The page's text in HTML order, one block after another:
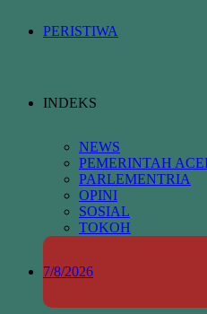
PERISTIWA
INDEKS
NEWS
PEMERINTAH
PARLEMENTRIA
OPINI
SOSIAL
TOKOH
7/8/2026